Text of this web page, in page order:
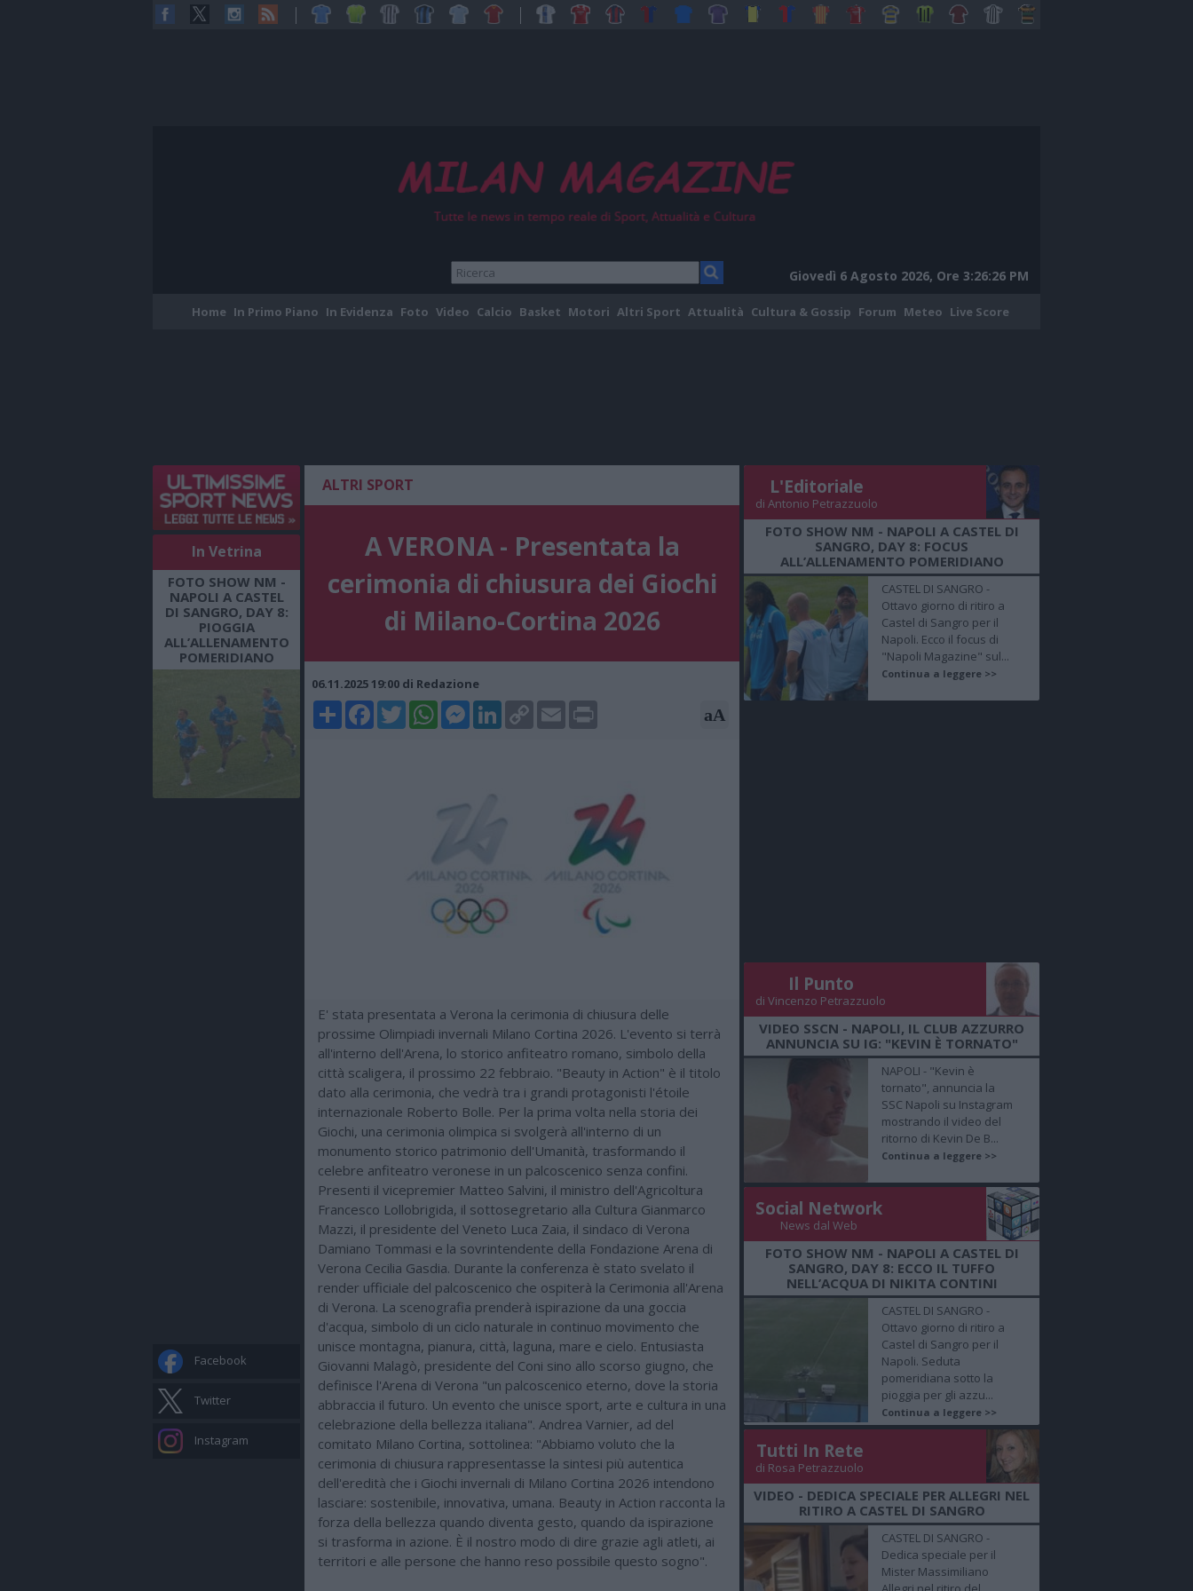
Giovedì 6 Agosto 2026, Ore 3:26:28 PM
Home In Primo Piano In Evidenza Foto Video Calcio Basket Motori Altri Sport Attualità Cultura & Gossip Forum Meteo Live Score
In Vetrina
FOTO SHOW NM -
NAPOLI A CASTEL
DI SANGRO, DAY 8:
PIOGGIA
ALL’ALLENAMENTO
POMERIDIANO
Facebook
Twitter
Instagram
ALTRI SPORT
A VERONA - Presentata la
cerimonia di chiusura dei Giochi
di Milano-Cortina 2026
06.11.2025 19:00 di Redazione
ShareFacebookTwitterWhatsAppMessenger
LinkedIn
Copy
Link
Email Print aA
E' stata presentata a Verona la cerimonia di chiusura delle
prossime Olimpiadi invernali Milano Cortina 2026. L'evento si terrà
all'interno dell'Arena, lo storico anfiteatro romano, simbolo della
città scaligera, il prossimo 22 febbraio. "Beauty in Action" è il titolo
dato alla cerimonia, che vedrà tra i grandi protagonisti l'étoile
internazionale Roberto Bolle. Per la prima volta nella storia dei
Giochi, una cerimonia olimpica si svolgerà all'interno di un
monumento storico patrimonio dell'Umanità, trasformando il
celebre anfiteatro veronese in un palcoscenico senza confini.
Presenti il vicepremier Matteo Salvini, il ministro dell'Agricoltura
Francesco Lollobrigida, il sottosegretario alla Cultura Gianmarco
Mazzi, il presidente del Veneto Luca Zaia, il sindaco di Verona
Damiano Tommasi e la sovrintendente della Fondazione Arena di
Verona Cecilia Gasdia. Durante la conferenza è stato svelato il
render ufficiale del palcoscenico che ospiterà la Cerimonia all'Arena
di Verona. La scenografia prenderà ispirazione da una goccia
d'acqua, simbolo di un ciclo naturale in continuo movimento che
unisce montagna, pianura, città, laguna, mare e cielo. Entusiasta
Giovanni Malagò, presidente del Coni sino allo scorso giugno, che
definisce l'Arena di Verona "un palcoscenico eterno, dove la storia
abbraccia il futuro. Un evento che unisce sport, arte e cultura in una
celebrazione della bellezza italiana". Andrea Varnier, ad del
comitato Milano Cortina, sottolinea: "Abbiamo voluto che la
cerimonia di chiusura rappresentasse la sintesi più autentica
dell'eredità che i Giochi invernali di Milano Cortina 2026 intendono
lasciare: sostenibile, innovativa, umana. Beauty in Action racconta la
forza della bellezza quando diventa gesto, quando da ispirazione
si trasforma in azione. È il nostro modo di dire grazie agli atleti, ai
territori e alle persone che hanno reso possibile questo sogno".
L'Editoriale
di Antonio Petrazzuolo
FOTO SHOW NM - NAPOLI A CASTEL DI
SANGRO, DAY 8: FOCUS
ALL’ALLENAMENTO POMERIDIANO
CASTEL DI SANGRO -
Ottavo giorno di ritiro a
Castel di Sangro per il
Napoli. Ecco il focus di
"Napoli Magazine" sul...
Continua a leggere >>
Il Punto
di Vincenzo Petrazzuolo
VIDEO SSCN - NAPOLI, IL CLUB AZZURRO
ANNUNCIA SU IG: "KEVIN È TORNATO"
NAPOLI - "Kevin è
tornato", annuncia la
SSC Napoli su Instagram
mostrando il video del
ritorno di Kevin De B...
Continua a leggere >>
Social Network
News dal Web
FOTO SHOW NM - NAPOLI A CASTEL DI
SANGRO, DAY 8: ECCO IL TUFFO
NELL’ACQUA DI NIKITA CONTINI
CASTEL DI SANGRO -
Ottavo giorno di ritiro a
Castel di Sangro per il
Napoli. Seduta
pomeridiana sotto la
pioggia per gli azzu...
Continua a leggere >>
Tutti In Rete
di Rosa Petrazzuolo
VIDEO - DEDICA SPECIALE PER ALLEGRI NEL
RITIRO A CASTEL DI SANGRO
CASTEL DI SANGRO -
Dedica speciale per il
Mister Massimiliano